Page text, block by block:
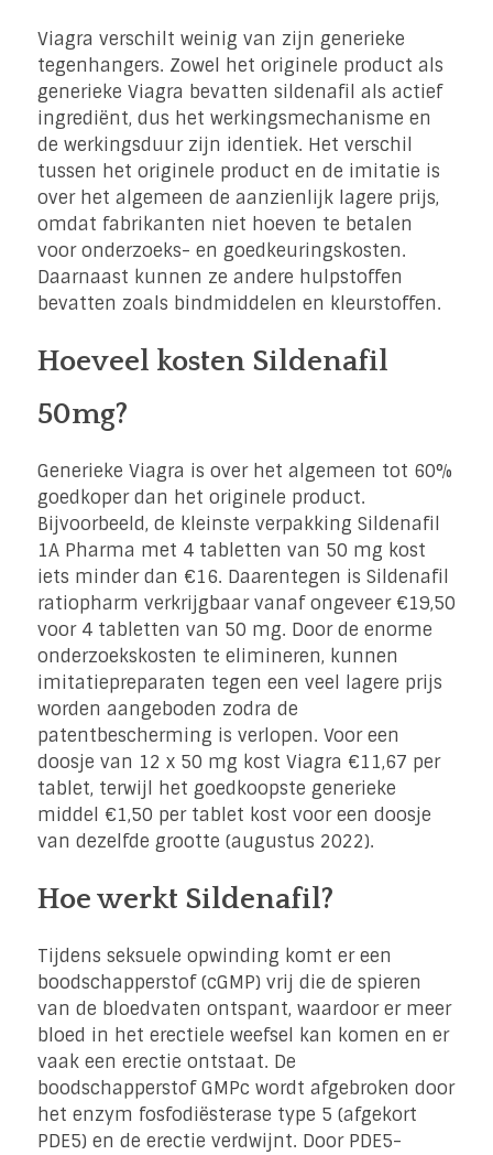
Viagra verschilt weinig van zijn generieke
tegenhangers. Zowel het originele product als
generieke Viagra bevatten sildenafil als actief
ingrediënt, dus het werkingsmechanisme en
de werkingsduur zijn identiek. Het verschil
tussen het originele product en de imitatie is
over het algemeen de aanzienlijk lagere prijs,
omdat fabrikanten niet hoeven te betalen
voor onderzoeks- en goedkeuringskosten.
Daarnaast kunnen ze andere hulpstoffen
bevatten zoals bindmiddelen en kleurstoffen.
Hoeveel kosten Sildenafil
50mg?
Generieke Viagra is over het algemeen tot 60%
goedkoper dan het originele product.
Bijvoorbeeld, de kleinste verpakking Sildenafil
1A Pharma met 4 tabletten van 50 mg kost
iets minder dan €16. Daarentegen is Sildenafil
ratiopharm verkrijgbaar vanaf ongeveer €19,50
voor 4 tabletten van 50 mg. Door de enorme
onderzoekskosten te elimineren, kunnen
imitatiepreparaten tegen een veel lagere prijs
worden aangeboden zodra de
patentbescherming is verlopen. Voor een
doosje van 12 x 50 mg kost Viagra €11,67 per
tablet, terwijl het goedkoopste generieke
middel €1,50 per tablet kost voor een doosje
van dezelfde grootte (augustus 2022).
Hoe werkt Sildenafil?
Tijdens seksuele opwinding komt er een
boodschapperstof (cGMP) vrij die de spieren
van de bloedvaten ontspant, waardoor er meer
bloed in het erectiele weefsel kan komen en er
vaak een erectie ontstaat. De
boodschapperstof GMPc wordt afgebroken door
het enzym fosfodiësterase type 5 (afgekort
PDE5) en de erectie verdwijnt. Door PDE5-